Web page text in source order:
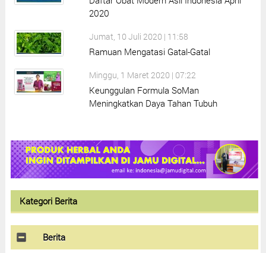
2020
Jumat, 10 Juli 2020 | 11:58
Ramuan Mengatasi Gatal-Gatal
Minggu, 1 Maret 2020 | 07:22
Keunggulan Formula SoMan
Meningkatkan Daya Tahan Tubuh
Kategori Berita
Berita